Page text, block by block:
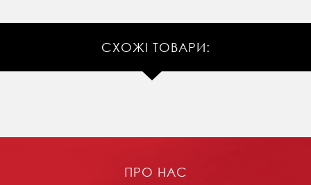
СХОЖІ ТОВАРИ:
ПРО НАС